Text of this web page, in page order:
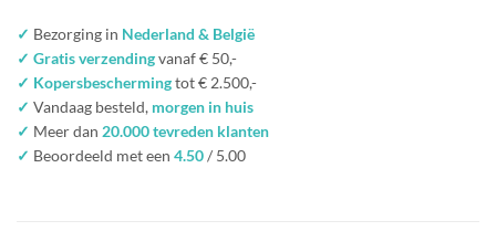
✓ Bezorging in Nederland & België
✓ Gratis verzendingvanaf € 50,-
✓ Kopersbeschermingtot € 2.500,-
✓ Vandaag besteld, morgen in huis
✓ Meer dan 20.000 tevreden klanten
✓ Beoordeeld met een 4.50/ 5.00